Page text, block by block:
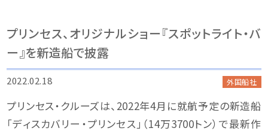
プリンセス、オリジナルショー『スポットライト・バ
ー』を新造船で披露
2022.02.18 外国船社
プリンセス・クルーズは、2022年4月に就航予定の新造船
「ディスカバリー・プリンセス」（14万3700トン）で最新作